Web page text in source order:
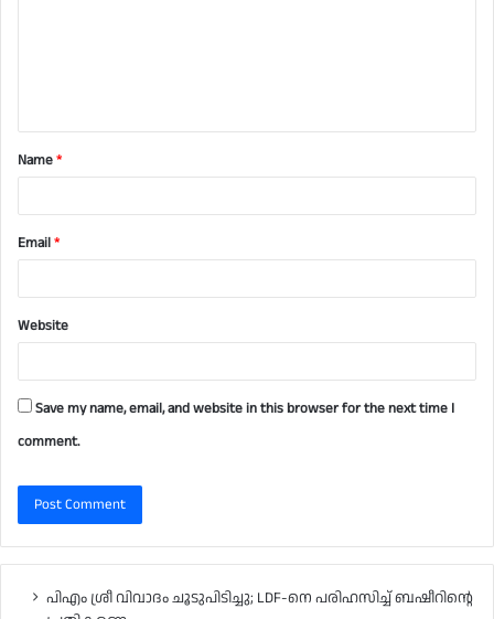
t
*Name*
Email*
Website
Save my name, email, and website in this browser for the next time I
comment.
പിഎം ശ്രീ വിവാദം ചൂടുപിടിച്ചു; LDF-നെ പരിഹസിച്ച് ബഷീറിന്റെ